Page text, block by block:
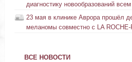
диагностику новообразований
23 мая в клинике Аврора прошёл
меланомы совместно с LA ROCHE-
ВСЕ НОВОСТИ